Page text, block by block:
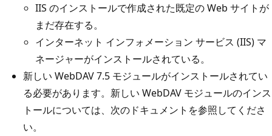
IIS のインストールで作成された既定の Web サイトが
まだ存在する。
インターネット インフォメーション サービス (IIS) マ
ネージャーがインストールされている。
新しい WebDAV 7.5 モジュールがインストールされてい
る必要があります。新しい WebDAV モジュールのインス
トールについては、次のドキュメントを参照してくださ
い。